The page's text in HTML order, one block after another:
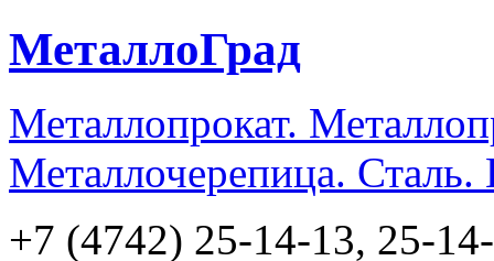
МеталлоГрад
Металлопрокат.
Металлочерепица.
+7 (4742) 25-14-13, 25-